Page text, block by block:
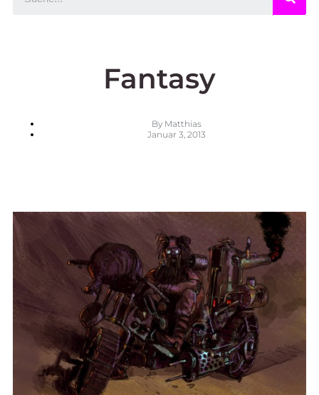
Fantasy
ByMatthias
Januar 3, 2013